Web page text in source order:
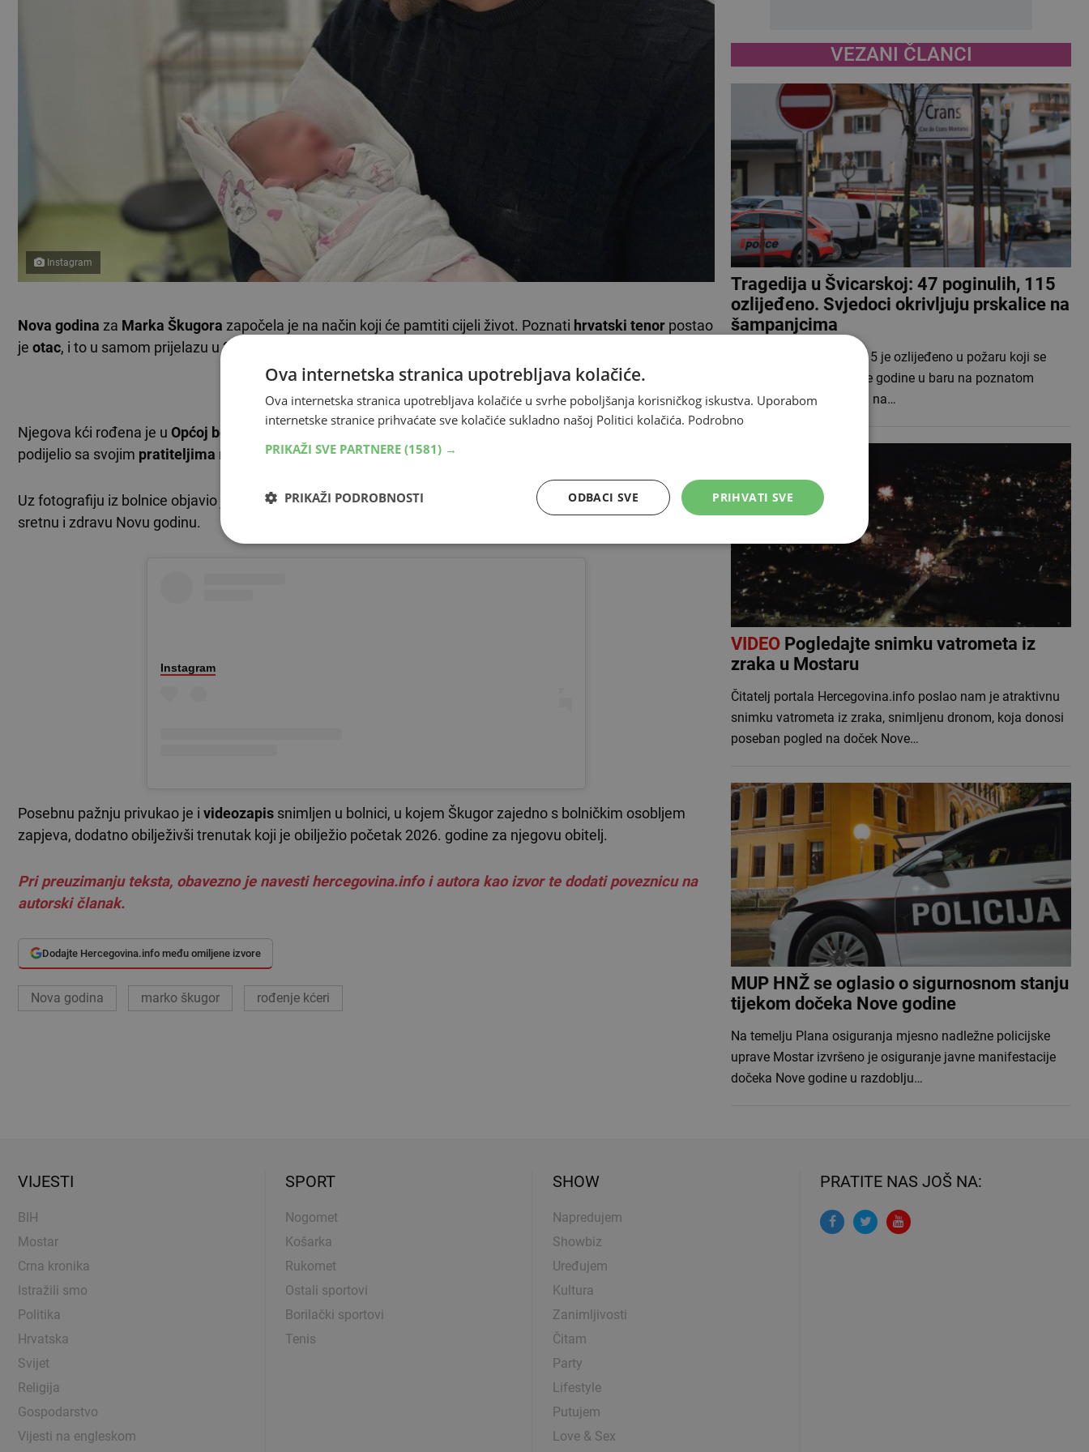
Instagram
Nova godina za Marka Škugora započela je na način koji će pamtiti cijeli život. Poznati hrvatski tenor postao
je otac, i to u samom prijelazu u 2026. godinu.
Njegova kći rođena je u Općoj bolnici Šibensko-kninske županije
1. siječnja točno u ponoć, što je Škugor
podijelio sa svojim pratiteljima na društvenim mrežama.
Uz fotografiju iz bolnice objavio je i emotivnu porukuu kojoj je kćer nazvao “ princesom” te svima poželio
sretnu i zdravu Novu godinu.
Instagram
Posebnu pažnju privukao je i videozapis snimljen u bolnici, u kojem Škugor zajedno s bolničkim osobljem
zapjeva, dodatno obilježivši trenutak koji je obilježio početak 2026. godine za njegovu obitelj.
Pri preuzimanju teksta, obavezno je navesti hercegovina.info i autora kao izvor te dodati poveznicu na
autorski članak.
Dodajte Hercegovina.info među omiljene izvore
Nova godina marko škugor rođenje kćeri
VEZANI ČLANCI
Tragedija u Švicarskoj: 47 poginulih, 115
ozlijeđeno. Svjedoci okrivljuju prskalice na
šampanjcima
47 ljudi poginulo je, a 115 je ozlijeđeno u požaru koji se
dogodio na dočeku Nove godine u baru na poznatom
skijalištu Crans-Montani na…
VIDEOPogledajte snimku vatrometa iz
zraka u Mostaru
Čitatelj portala Hercegovina.info poslao nam je atraktivnu
snimku vatrometa iz zraka, snimljenu dronom, koja donosi
poseban pogled na doček Nove…
MUP HNŽ se oglasio o sigurnosnom stanju
tijekom dočeka Nove godine
Na temelju Plana osiguranja mjesno nadležne policijske
uprave Mostar izvršeno je osiguranje javne manifestacije
dočeka Nove godine u razdoblju…
VIJESTI
BIH
Mostar
Crna kronika
Istražili smo
Politika
Hrvatska
Svijet
Religija
Gospodarstvo
Vijesti na engleskom
SPORT
Nogomet
Košarka
Rukomet
Ostali sportovi
Borilački sportovi
Tenis
SHOW
Napredujem
Showbiz
Uređujem
Kultura
Zanimljivosti
Čitam
Party
Lifestyle
Putujem
Love & Sex
PRATITE NAS JOŠ NA:
Ova internetska stranica upotrebljava kolačiće.
Ova internetska stranica upotrebljava kolačiće u svrhe poboljšanja korisničkog iskustva. Uporabom
internetske stranice prihvaćate sve kolačiće sukladno našoj Politici kolačića. Podrobno
PRIKAŽI SVE PARTNERE (1581) →
PRIHVATI SVE
ODBACI SVE
PRIKAŽI PODROBNOSTI